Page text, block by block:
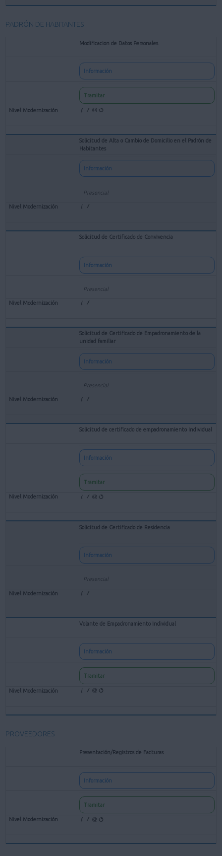
PADRÓN DE HABITANTES
Modificacion de Datos Personales
Información
Tramitar
Solicitud de Alta o Cambio de Domicilio en el Padrón de
Habitantes
Información
Presencial
Solicitud de Certificado de Convivencia
Información
Presencial
Solicitud de Certificado de Empadronamiento de la
unidad familiar
Información
Presencial
Solicitud de certificado de empadronamiento Individual
Información
Tramitar
Solicitud de Certificado de Residencia
Información
Presencial
Volante de Empadronamiento Individual
Información
Tramitar
PROVEEDORES
Presentación/Registros de Facturas
Información
Tramitar